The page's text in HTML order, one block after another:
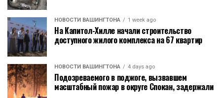
НОВОСТИ ВАШИНГТОНА 1 week ago
На Капитол-Хилле начали строительство
доступного жилого комплекса на 67 квартир
НОВОСТИ ВАШИНГТОНА 4 days ago
Подозреваемого в поджоге, вызвавшем
масштабный пожар в округе Спокан, задержали